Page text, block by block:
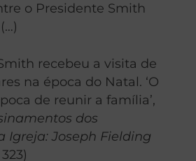
o Presidente Smith
recebeu a visita de
na época do Natal. ‘O
de reunir a família’,
dos
Igreja: Joseph Fielding